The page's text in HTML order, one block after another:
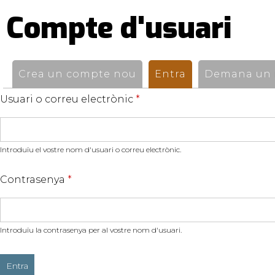
Compte d'usuari
Pestanyes
primàries
Crea un compte nou Entra (pestanya
Demana
Usuari o correu electrònic *
Introduïu el vostre nom d'usuari o correu electrònic.
Contrasenya *
Introduïu la contrasenya per al vostre nom d'usuari.